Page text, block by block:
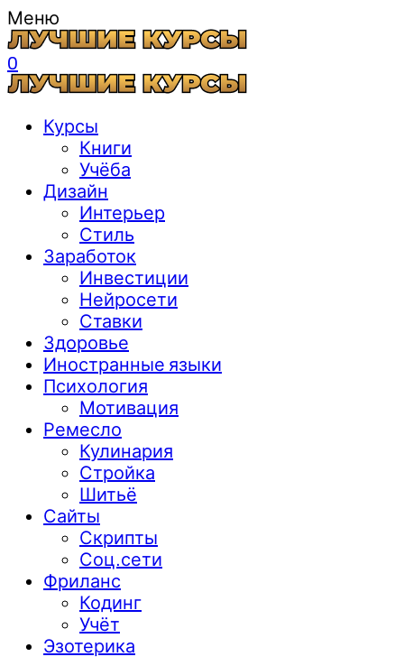
Меню
0
Курсы
Книги
Учёба
Дизайн
Интерьер
Стиль
Заработок
Инвестиции
Нейросети
Ставки
Здоровье
Иностранные языки
Психология
Мотивация
Ремесло
Кулинария
Стройка
Шитьё
Сайты
Скрипты
Соц.сети
Фриланс
Кодинг
Учёт
Эзотерика